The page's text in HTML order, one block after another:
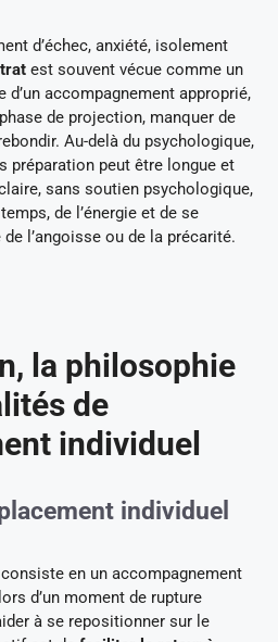
d’échec, anxiété, isolement
est souvent vécue comme un
d’un accompagnement approprié,
de projection, manquer de
Au-delà du psychologique,
préparation peut être longue et
sans soutien psychologique,
de l’énergie et de se
l’angoisse ou de la précarité.
la philosophie
de
individuel
individuel
consiste en un accompagnement
d’un moment de rupture
à se repositionner sur le